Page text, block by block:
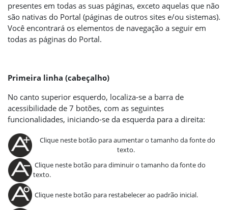
presentes em todas as suas páginas, exceto aquelas que não
são nativas do Portal (páginas de outros sites e/ou sistemas).
Você encontrará os elementos de navegação a seguir em
todas as páginas do Portal.
Primeira linha (cabeçalho)
No canto superior esquerdo, localiza-se a barra de
acessibilidade de 7 botões, com as seguintes
funcionalidades, iniciando-se da esquerda para a direita:
Clique neste botão para aumentar o tamanho da fonte do
texto.
Clique neste botão para diminuir o tamanho da fonte do
texto.
Clique neste botão para restabelecer ao padrão inicial.